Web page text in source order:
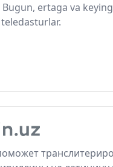
ertaga va